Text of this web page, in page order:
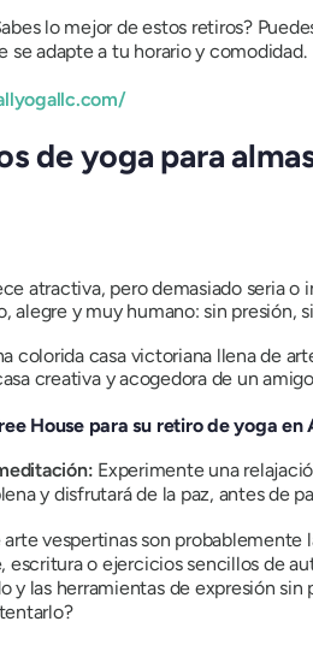
lo mejor de estos retiros?
adapte a tu horario y comodidad.
de yoga para
atractiva, pero demasiado seria
alegre y muy humano: sin
colorida casa victoriana llena de
creativa y acogedora de un
House para su retiro de yoga en
Experimente una
y disfrutará de la paz, antes de
arte vespertinas son
o ejercicios sencillos de
y las herramientas de expresión